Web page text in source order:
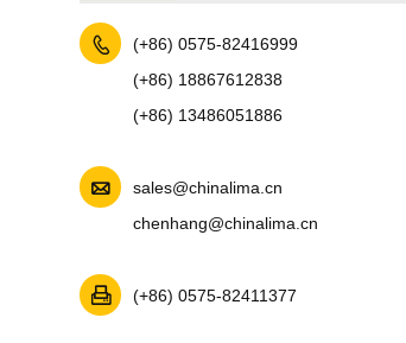

(+86) 0575-82416999
(+86) 18867612838
(+86) 13486051886

sales@chinalima.cn
chenhang@chinalima.cn
 (+86) 0575-82411377